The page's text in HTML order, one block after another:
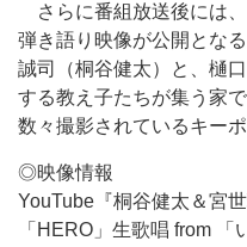
さらに番組放送後には、
弾き語り映像が公開とな
誠司（桐谷健太）と、樋
する教え子たちが集う家
数々撮影されているキー
◎映像情報
YouTube『桐谷健太＆宮
「HERO」生歌唱 from